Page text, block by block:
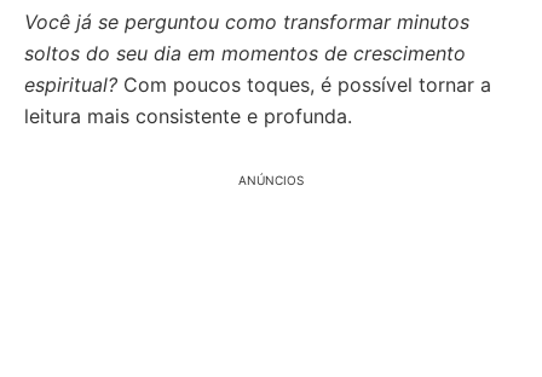
Você já se perguntou como transformar minutos
soltos do seu dia em momentos de crescimento
espiritual? Com poucos toques, é possível tornar a
leitura mais consistente e profunda.
ANÚNCIOS